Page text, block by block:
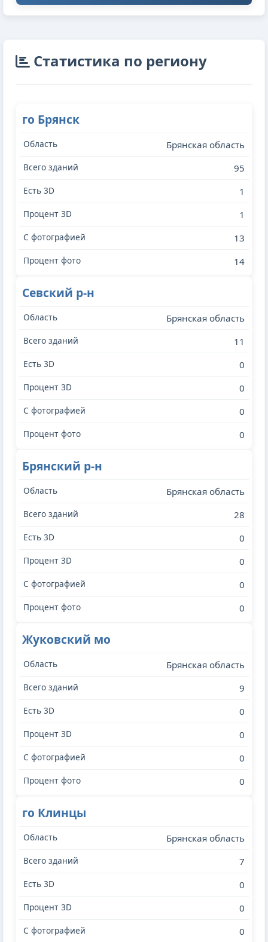
Cтатистика по региону
го Брянск
Брянская область
95
1
1
13
14
Севский р-н
Брянская область
11
0
0
0
0
Брянский р-н
Брянская область
28
0
0
0
0
Жуковский мо
Брянская область
9
0
0
0
0
го Клинцы
Брянская область
7
0
0
0